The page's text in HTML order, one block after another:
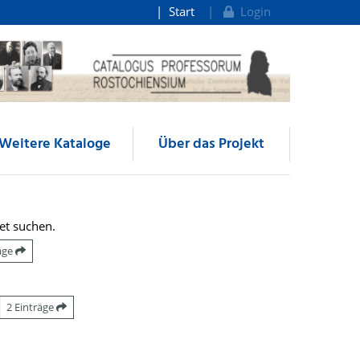
Start Login
Kataloge Über das Projekt
suchen.
2 Einträge